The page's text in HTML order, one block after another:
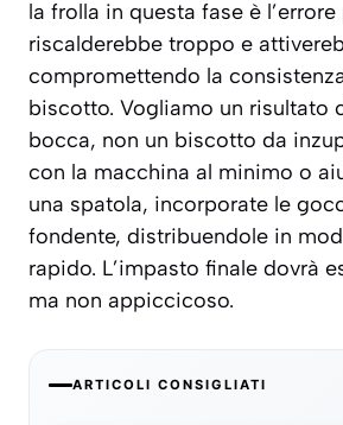
la frolla in questa fase è
riscalderebbe troppo e
compromettendo la
biscotto. Vogliamo un risultato
bocca, non un biscotto da
con la macchina al minimo o
una spatola, incorporate le
fondente, distribuendole in
rapido. L’impasto finale dovrà
ma non appiccicoso.
ARTICOLI CONSIGLIATI